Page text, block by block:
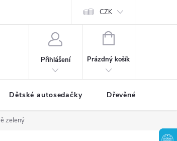
CZK
Přihlášení
NÁKUPNÍ
Prázdný košík
Dětské autosedačky Dřevěné hračky
zelený